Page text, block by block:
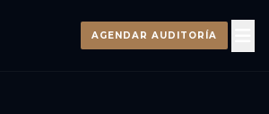
AGENDAR AUDITORÍA